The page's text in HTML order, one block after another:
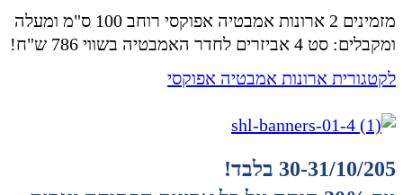
מזמינים 2 ארונות אמבטיה אפוקסי רוחב 100 ס"מ ומעלה
ומקבלים: סט 4 אביזרים לחדר האמבטיה בשווי 786 ש"ח!
לקטגורית ארונות אמבטיה אפוקסי
30-31/10/205 בלבד!